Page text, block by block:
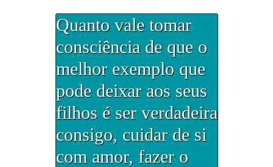
Quanto vale tomar
consciência de que o
melhor exemplo que
pode deixar aos seus
filhos é ser verdadeira
consigo, cuidar de si
com amor, fazer o